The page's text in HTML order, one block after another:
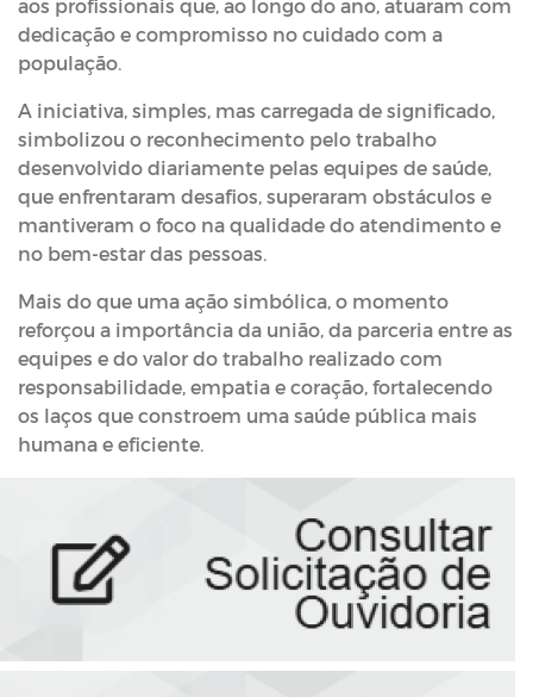
aos profissionais que, ao longo do ano, atuaram com
dedicação e compromisso no cuidado com a
população.
A iniciativa, simples, mas carregada de significado,
simbolizou o reconhecimento pelo trabalho
desenvolvido diariamente pelas equipes de saúde,
que enfrentaram desafios, superaram obstáculos e
mantiveram o foco na qualidade do atendimento e
no bem-estar das pessoas.
Mais do que uma ação simbólica, o momento
reforçou a importância da união, da parceria entre as
equipes e do valor do trabalho realizado com
responsabilidade, empatia e coração, fortalecendo
os laços que constroem uma saúde pública mais
humana e eficiente.